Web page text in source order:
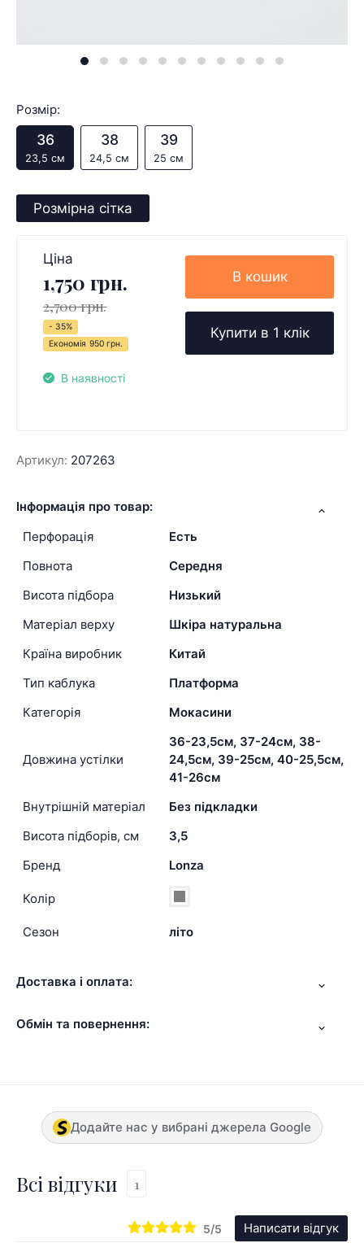
Розмір:
36
23,5 см
38
24,5 см
39
25 см
Розмірна сітка
Ціна
1,750 грн.
2,700 грн.
- 35%
Економія 950 грн.
В наявності
В кошик
Купити в 1 клік
Артикул: 207263
Інформація про товар:
Перфорація
Есть
Повнота
Середня
Висота підбора
Низький
Матеріал верху
Шкіра натуральна
Країна виробник
Китай
Тип каблука
Платформа
Категорія
Мокасини
Довжина устілки
36-23,5см, 37-24см, 38-
24,5см, 39-25см, 40-25,5см,
41-26см
Внутрішній матеріал
Без підкладки
Висота підборів, см
3,5
Бренд
Lonza
Колір
Сезон літо
Доставка і оплата:
Обмін та повернення:
Додайте нас у вибрані джерела Google
Всі відгуки 1
5/5 Написати відгук